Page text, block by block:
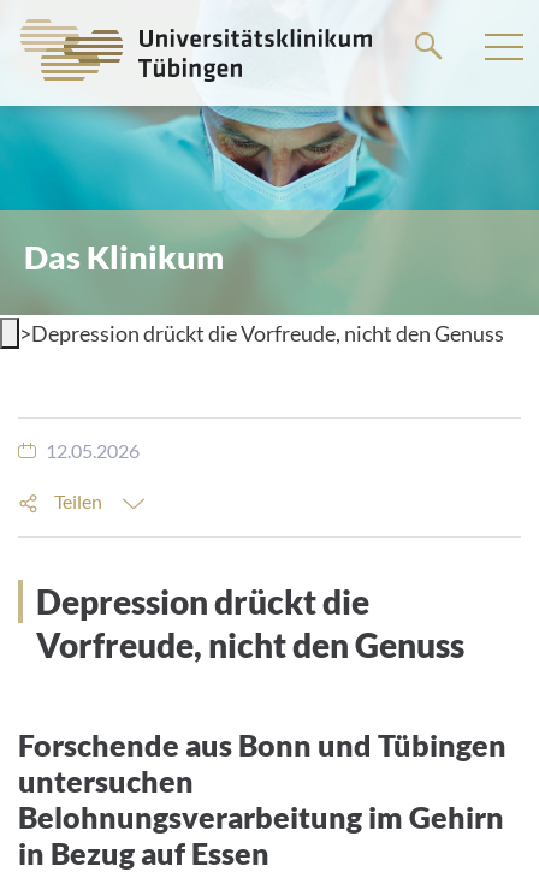
zum
Das Klinikum
>Depression drückt die Vorfreude, nicht den Genuss
12.05.2026
Teilen
Depression drückt die
Vorfreude, nicht den Genuss
Forschende aus Bonn und Tübingen
untersuchen
Belohnungsverarbeitung im Gehirn
in Bezug auf Essen